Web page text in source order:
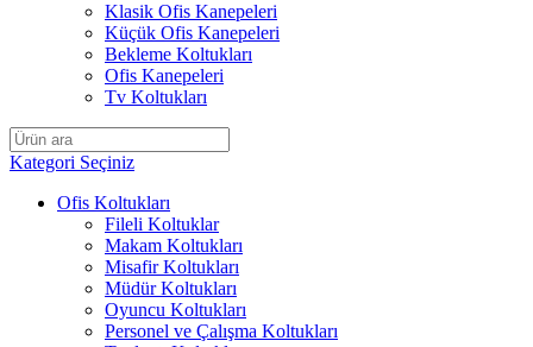
Klasik Ofis Kanepeleri
Küçük Ofis Kanepeleri
Bekleme Koltukları
Ofis Kanepeleri
Tv Koltukları
Kategori Seçiniz
Ofis Koltukları
Fileli Koltuklar
Makam Koltukları
Misafir Koltukları
Müdür Koltukları
Oyuncu Koltukları
Personel ve Çalışma Koltukları